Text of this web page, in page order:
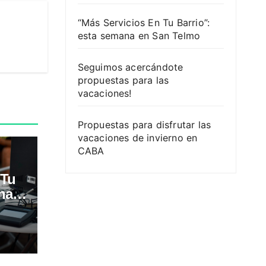
“Más Servicios En Tu Barrio”:
esta semana en San Telmo
Seguimos acercándote
propuestas para las
vacaciones!
Propuestas para disfrutar las
vacaciones de invierno en
CABA